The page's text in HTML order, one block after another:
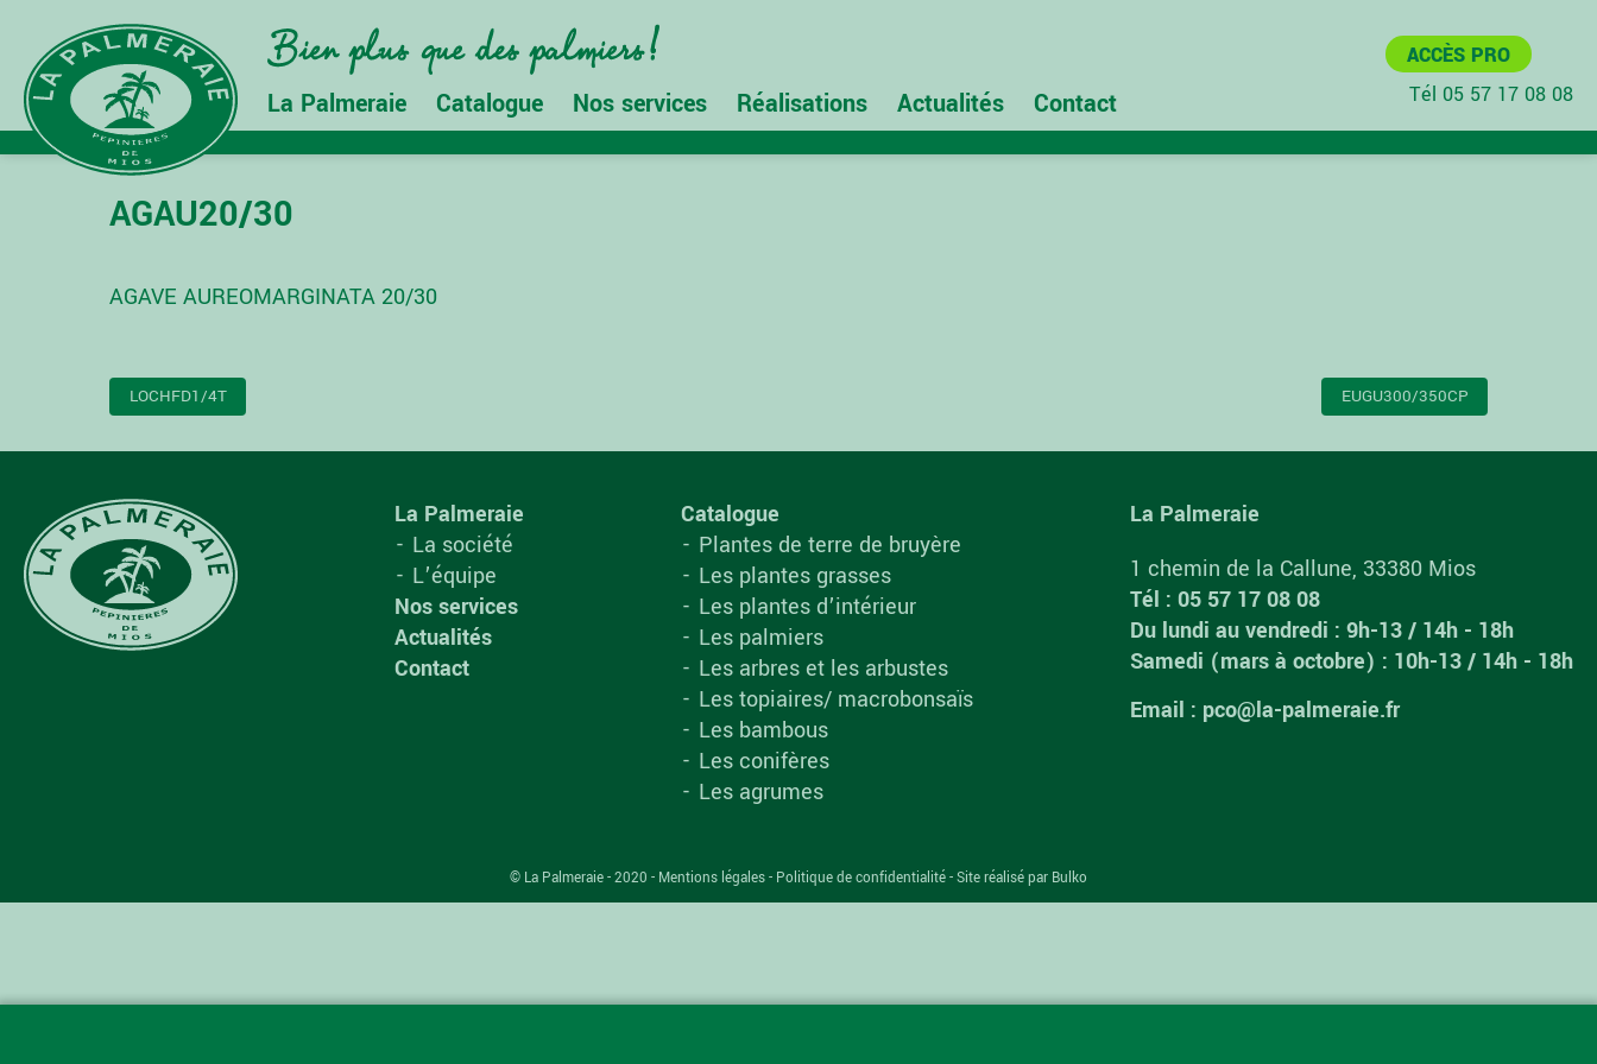
La Palmeraie Catalogue Nos services Réalisations Actualités Contact
ACCÈS PRO
Tél 05 57 17 08 08
AGAU20/30
AGAVE AUREOMARGINATA 20/30
NAVIGATION
LOCHFD1/4T EUGU300/350CP
La Palmeraie
La société
L’équipe
Nos services
Actualités
Contact
Catalogue
Plantes de terre de bruyère
Les plantes grasses
Les plantes d’intérieur
Les palmiers
Les arbres et les arbustes
Les topiaires/ macrobonsaïs
Les bambous
Les conifères
Les agrumes
La Palmeraie
1 chemin de la Callune, 33380 Mios
Tél : 05 57 17 08 08
Du lundi au vendredi : 9h-13 / 14h - 18h
Samedi (mars à octobre) : 10h-13 / 14h - 18h
Email : pco@la-palmeraie.fr
© La Palmeraie - 2020 - Mentions légales- Politique de confidentialité-Site réalisé par Bulko